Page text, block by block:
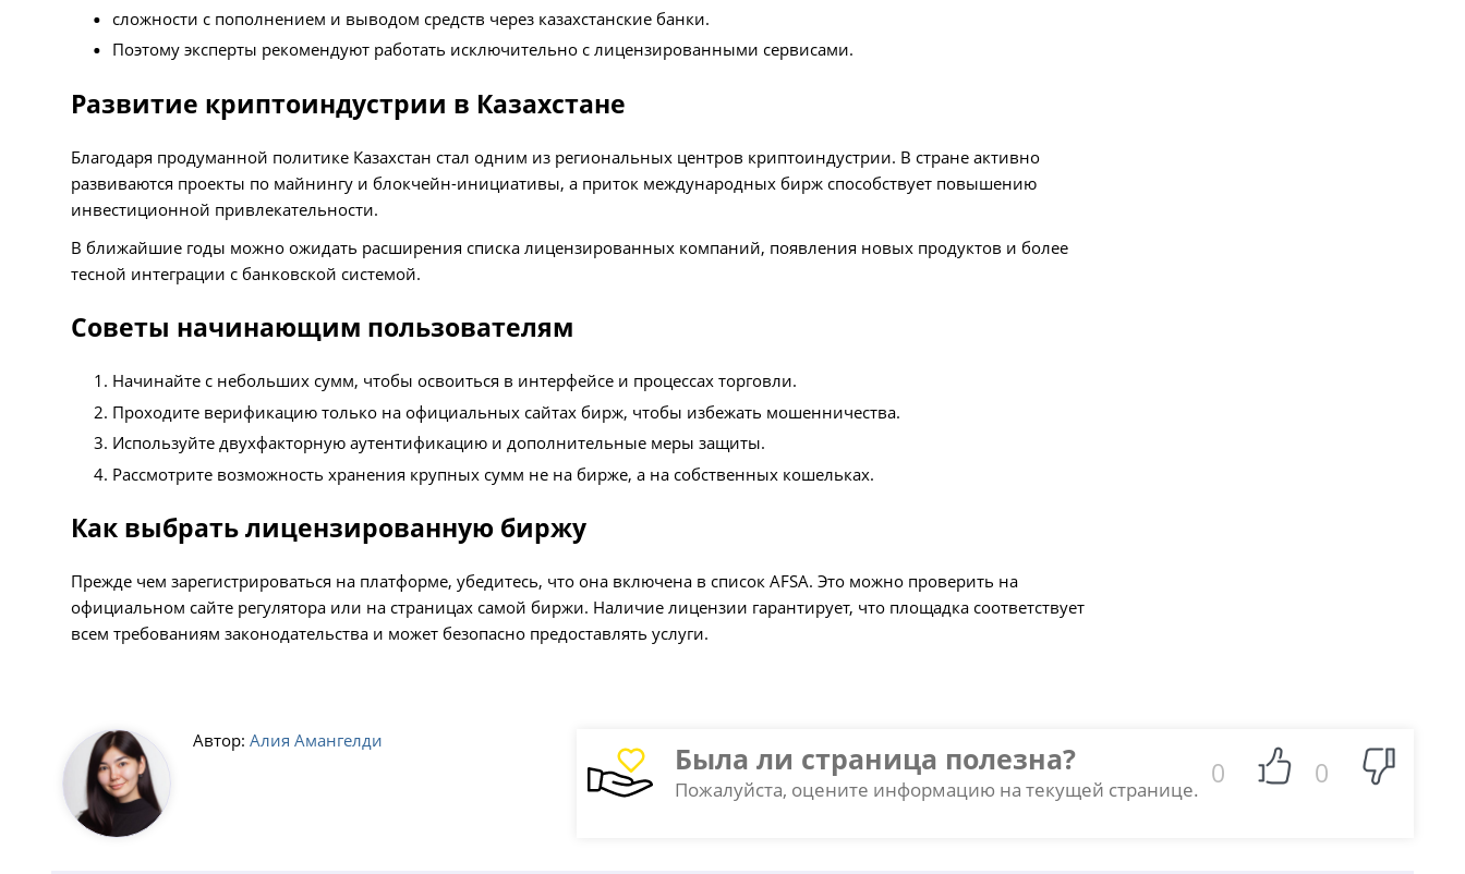
сложности с пополнением и выводом средств через казахстанские банки.
Поэтому эксперты рекомендуют работать исключительно с лицензированными сервисами.
Развитие криптоиндустрии в Казахстане
Благодаря продуманной политике Казахстан стал одним из региональных центров криптоиндустрии. В стране активно
развиваются проекты по майнингу и блокчейн-инициативы, а приток международных бирж способствует повышению
инвестиционной привлекательности.
В ближайшие годы можно ожидать расширения списка лицензированных компаний, появления новых продуктов и более
тесной интеграции с банковской системой.
Советы начинающим пользователям
Начинайте с небольших сумм, чтобы освоиться в интерфейсе и процессах торговли.
Проходите верификацию только на официальных сайтах бирж, чтобы избежать мошенничества.
Используйте двухфакторную аутентификацию и дополнительные меры защиты.
Рассмотрите возможность хранения крупных сумм не на бирже, а на собственных кошельках.
Как выбрать лицензированную биржу
Прежде чем зарегистрироваться на платформе, убедитесь, что она включена в список AFSA. Это можно проверить на
официальном сайте регулятора или на страницах самой биржи. Наличие лицензии гарантирует, что площадка соответствует
всем требованиям законодательства и может безопасно предоставлять услуги.
Автор: Алия Aмангелди Была ли страница полезна?
Пожалуйста, оцените информацию на текущей странице. 0 0